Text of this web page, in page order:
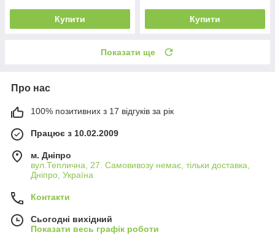
Купити Купити
Показати ще
Про нас
100% позитивних з 17 відгуків за рік
Працює з 10.02.2009
м. Дніпро
вул.Теплична, 27. Самовивозу немає, тільки доставка,
Дніпро, Україна
Контакти
Сьогодні вихідний
Показати весь графік роботи